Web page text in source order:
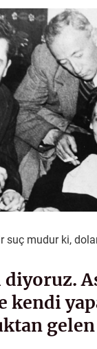
suç mudur ki,
diyoruz.
gelen